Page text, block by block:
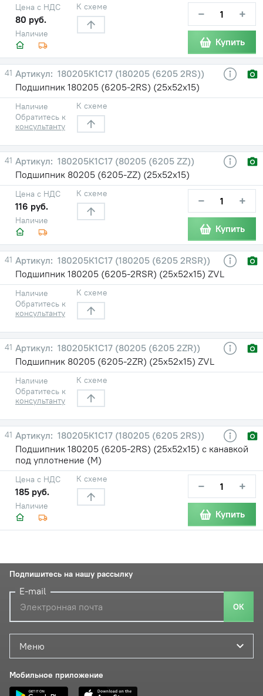
Наличие
Цена с НДС
80 руб.
К схеме − +
Купить
41
180205К1С17 (180205 (6205 2RS))
Подшипник 180205 (6205-2RS) (25х52х15)
Наличие
Обратитесь к
консультанту
К схеме
41
180205К1С17 (80205 (6205 ZZ))
Подшипник 80205 (6205-ZZ) (25х52х15)
Наличие
Цена с НДС
116 руб.
К схеме − +
Купить
41
180205К1С17 (180205 (6205 2RSR))
Подшипник 180205 (6205-2RSR) (25х52х15) ZVL
Наличие
Обратитесь к
консультанту
К схеме
41
180205К1С17 (80205 (6205 2ZR))
Подшипник 80205 (6205-2ZR) (25х52х15) ZVL
Наличие
Обратитесь к
консультанту
К схеме
41
180205К1С17 (180205 (6205 2RS))
Подшипник 180205 (6205-2RS) (25х52х15) с канавкой
под уплотнение (М)
Наличие
Цена с НДС
185 руб.
К схеме − +
Купить
Меню
Мобильное приложение
Подпишитесь на нашу рассылку
E-mail
ОК